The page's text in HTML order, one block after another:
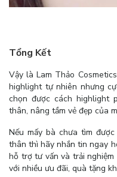
Tổng Kết
Vậy là Lam Thảo
highlight tự nhiên nhưng
chọn được cách highlight
thân, nâng tầm vẻ đẹp của
Nếu mấy bà chưa tìm
thân thì hãy nhắn tin ngay
hỗ trợ tư vấn và trải
với nhiều ưu đãi, quà tặng